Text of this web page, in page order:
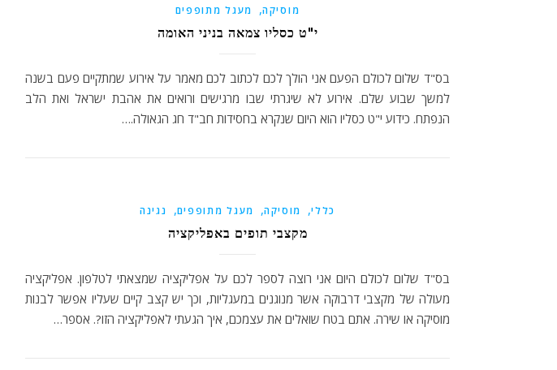
מוסיקה, מעגל מתופפים
י"ט כסליו צמאה בניני האומה
בס"ד שלום לכולם הפעם אני הולך לכם לכתוב לכם מאמר על אירוע שמתקיים פעם בשנה
למשך שבוע שלם. אירוע לא שיגרתי שבו מרגישים ורואים את אהבת ישראל ואת הלב
הנפתח. כידוע י"ט כסליו הוא היום שנקרא בחסידות חב"ד חג הגאולה.…
כללי, מוסיקה, מעגל מתופפים, נגינה
מקצבי תופים באפליקציה
בס"ד שלום לכולם היום אני רוצה לספר לכם על אפליקציה שמצאתי לטלפון. אפליקציה
מעולה של מקצבי דרבוקה אשר מנוגנים במעגליות, וכך יש קצב קיים שעליו אפשר לבנות
מוסיקה או שירה. אתם בטח שואלים את עצמכם, איך הגעתי לאפליקציה הזו?. אספר…